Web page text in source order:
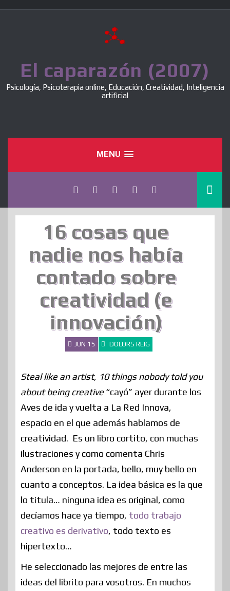
El caparazón (2007)
Psicología, Psicoterapia online, Educación, Creatividad, Inteligencia
artificial
MENU
16 cosas que
nadie nos había
contado sobre
creatividad (e
innovación)
JUN 15 DOLORS REIG
Steal like an artist, 10 things nobody told you
about being creative“cayó” ayer durante los
Aves de ida y vuelta a La Red Innova,
espacio en el que además hablamos de
creatividad. Es un libro cortito, con muchas
ilustraciones y como comenta Chris
Anderson en la portada, bello, muy bello en
cuanto a conceptos. La idea básica es la que
lo titula… ninguna idea es original, como
decíamos hace ya tiempo, todo trabajo
creativo es derivativo, todo texto es
hipertexto…
He seleccionado las mejores de entre las
ideas del librito para vosotros. En muchos